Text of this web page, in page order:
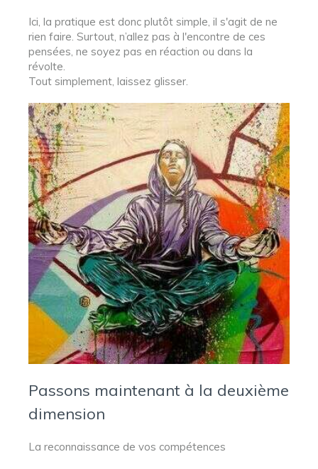
Ici, la pratique est donc plutôt simple, il s'agit de ne
rien faire. Surtout, n’allez pas à l'encontre de ces
pensées, ne soyez pas en réaction ou dans la
révolte.
Tout simplement, laissez glisser.
Passons maintenant à la deuxième
dimension
La reconnaissance de vos compétences